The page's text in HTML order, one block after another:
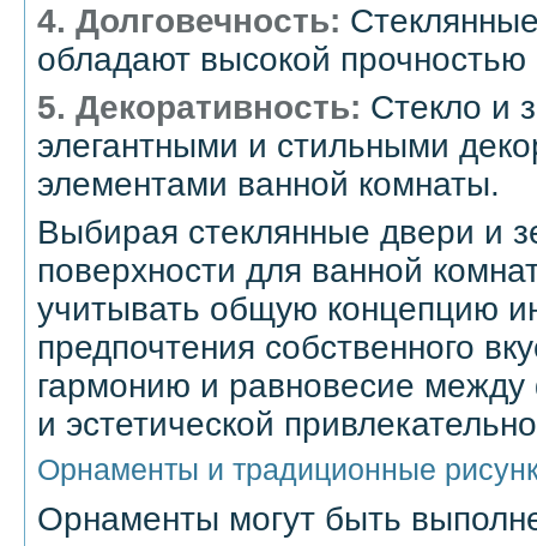
4. Долговечность:
обладают высокой прочностью
5. Декоративность: Стекло и
элегантными и стильными
элементами ванной комнаты.
Выбирая стеклянные двери и
поверхности для ванной
учитывать общую концепцию
предпочтения собственного
гармонию и равновесие
и эстетической
Орнаменты и традиционные
Орнаменты могут быть